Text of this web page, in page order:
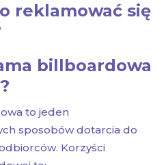
reklamować się
billboardowa
to jeden
sposobów dotarcia do
Korzyści